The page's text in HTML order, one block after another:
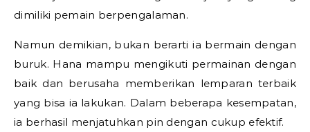
dimiliki pemain berpengalaman.
Namun demikian, bukan berarti ia bermain dengan
buruk. Hana mampu mengikuti permainan dengan
baik dan berusaha memberikan lemparan terbaik
yang bisa ia lakukan. Dalam beberapa kesempatan,
ia berhasil menjatuhkan pin dengan cukup efektif.